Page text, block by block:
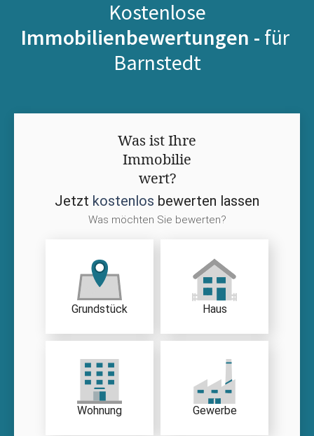
Kostenlose
Immobilienbewertungen - für
Barnstedt
Was ist Ihre
Immobilie
wert?
Jetzt kostenlos bewerten lassen
Was möchten Sie bewerten?
Grundstück Haus
Wohnung Gewerbe